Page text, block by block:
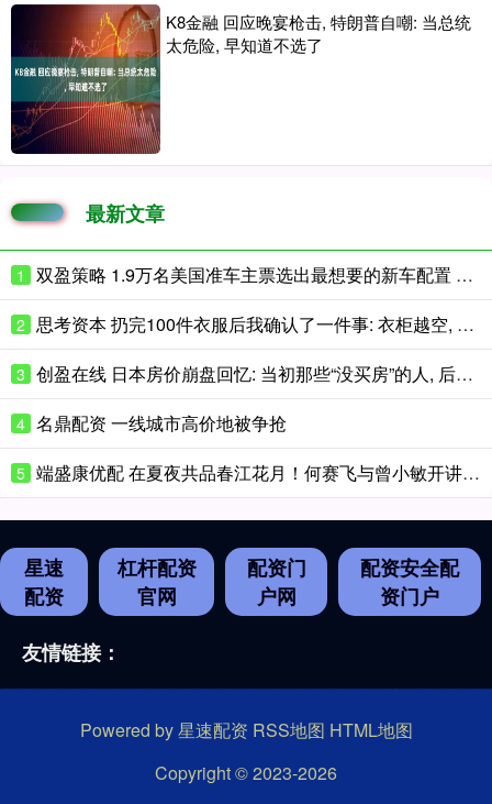
K8金融 回应晚宴枪击, 特朗普自嘲: 当总统
太危险, 早知道不选了
最新文章
1 双盈策略 1.9万名美国准车主票选出最想要的新车配置 结果竟是座椅加热
2 思考资本 扔完100件衣服后我确认了一件事: 衣柜越空, 人越轻松
3 创盈在线 日本房价崩盘回忆: 当初那些“没买房”的人, 后来都怎么样了?
4 名鼎配资 一线城市高价地被争抢
5 端盛康优配 在夏夜共品春江花月！何赛飞与曾小敏开讲花城文学课
星速
配资
杠杆配资
官网
配资门
户网
配资安全配
资门户
友情链接：
Powered by星速配资 RSS地图 HTML地图
Copyright© 2023-2026